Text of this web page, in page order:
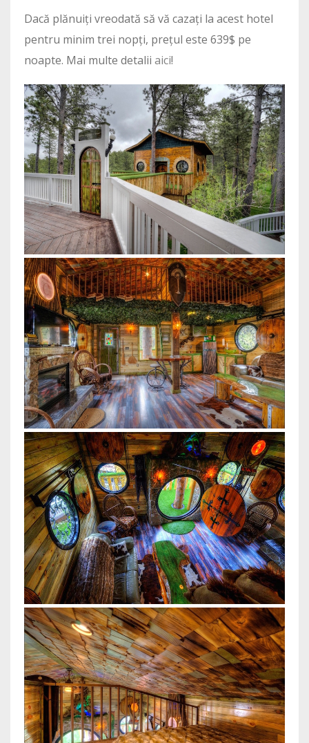
Dacă plănuiți vreodată să vă cazați la acest hotel
pentru minim trei nopți, prețul este 639$ pe
noapte. Mai multe detalii aici!